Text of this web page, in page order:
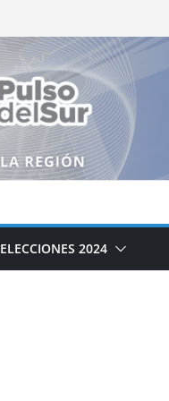
ELECCIONES 2024